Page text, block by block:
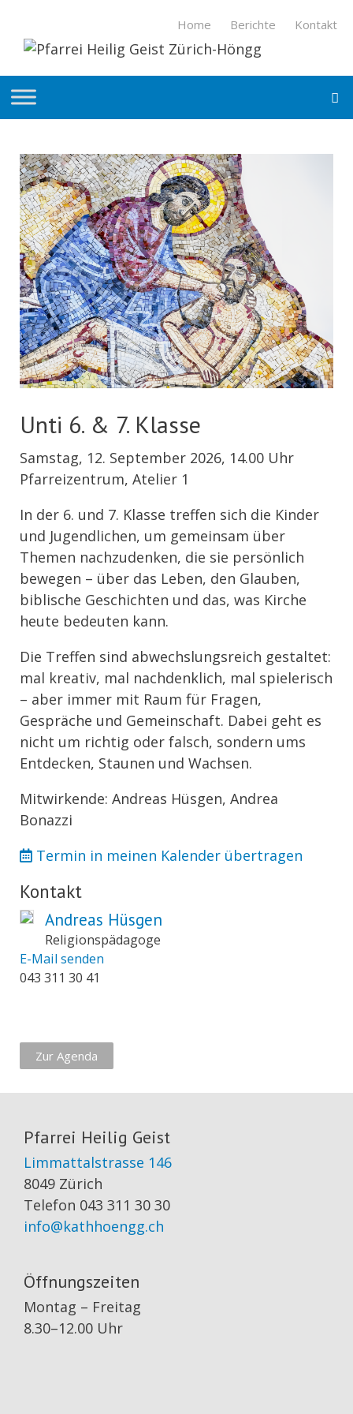
Inhalt
Home Berichte Kontakt
Unti 6. & 7. Klasse
Samstag, 12. September 2026, 14.00 Uhr
Pfarreizentrum, Atelier 1
In der 6. und 7. Klasse treffen sich die Kinder
und Jugendlichen, um gemeinsam über
Themen nachzudenken, die sie persönlich
bewegen – über das Leben, den Glauben,
biblische Geschichten und das, was Kirche
heute bedeuten kann.
Die Treffen sind abwechslungsreich gestaltet:
mal kreativ, mal nachdenklich, mal spielerisch
– aber immer mit Raum für Fragen,
Gespräche und Gemeinschaft. Dabei geht es
nicht um richtig oder falsch, sondern ums
Entdecken, Staunen und Wachsen.
Mitwirkende: Andreas Hüsgen, Andrea
Bonazzi
Termin in meinen Kalender übertragen
Kontakt
Andreas Hüsgen
Religionspädagoge
E-Mail senden
043 311 30 41
Zur Agenda
Pfarrei Heilig Geist
Limmattalstrasse 146
8049 Zürich
Telefon 043 311 30 30
info@kathhoengg.ch
Öffnungszeiten
Montag – Freitag
8.30–12.00 Uhr